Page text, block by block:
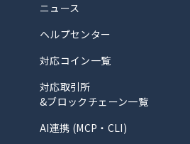
ニュース
ヘルプセンター
対応コイン一覧
対応取引所
&ブロックチェーン一覧
AI連携 (MCP・CLI)